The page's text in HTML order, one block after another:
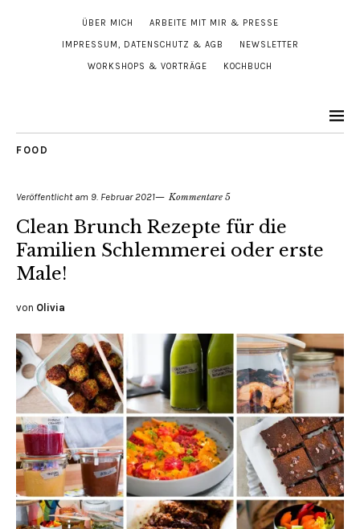
ÜBER MICH ARBEITE MIT MIR & PRESSE
IMPRESSUM, DATENSCHUTZ & AGB NEWSLETTER
WORKSHOPS & VORTRÄGE KOCHBUCH
FOOD
Veröffentlicht am 9. Februar 2021 Kommentare 5
Clean Brunch Rezepte für die
Familien Schlemmerei oder erste
Male!
von Olivia